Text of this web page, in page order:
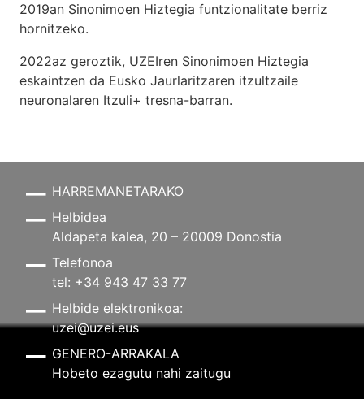
2019an Sinonimoen Hiztegia funtzionalitate berriz
hornitzeko.
2022az geroztik, UZEIren Sinonimoen Hiztegia
eskaintzen da Eusko Jaurlaritzaren itzultzaile
neuronalaren Itzuli+ tresna-barran.
HARREMANETARAKO
Helbidea
Aldapeta kalea, 20 – 20009 Donostia
Telefonoa
tel: +34 943 47 33 77
Helbide elektronikoa:
uzei@uzei.eus
GENERO-ARRAKALA
Hobeto ezagutu nahi zaitugu